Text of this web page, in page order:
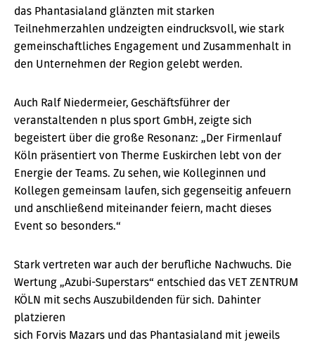
das Phantasialand glänzten mit starken
Teilnehmerzahlen undzeigten eindrucksvoll, wie stark
gemeinschaftliches Engagement und Zusammenhalt in
den Unternehmen der Region gelebt werden.
Auch Ralf Niedermeier, Geschäftsführer der
veranstaltenden n plus sport GmbH, zeigte sich
begeistert über die große Resonanz: „Der Firmenlauf
Köln präsentiert von Therme Euskirchen lebt von der
Energie der Teams. Zu sehen, wie Kolleginnen und
Kollegen gemeinsam laufen, sich gegenseitig anfeuern
und anschließend miteinander feiern, macht dieses
Event so besonders.“
Stark vertreten war auch der berufliche Nachwuchs. Die
Wertung „Azubi-Superstars“ entschied das VET ZENTRUM
KÖLN mit sechs Auszubildenden für sich. Dahinter
platzieren
sich Forvis Mazars und das Phantasialand mit jeweils